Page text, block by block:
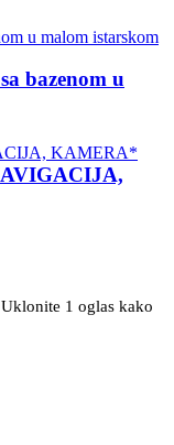
bazenom u
1 oglas kako